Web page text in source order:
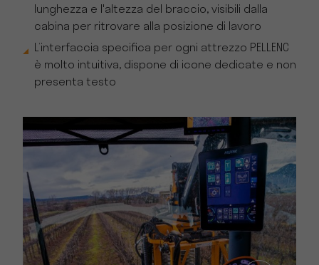
lunghezza e l'altezza del braccio, visibili dalla
cabina per ritrovare alla posizione di lavoro
L’interfaccia specifica per ogni attrezzo PELLENC
è molto intuitiva, dispone di icone dedicate e non
presenta testo